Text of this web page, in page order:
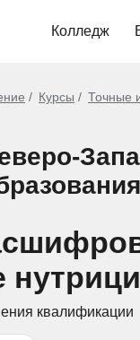
Колледж
Курсы Точные
квалификации